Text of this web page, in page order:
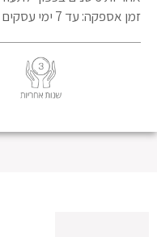
זמן אספקה: עד 7 ימי עסקים